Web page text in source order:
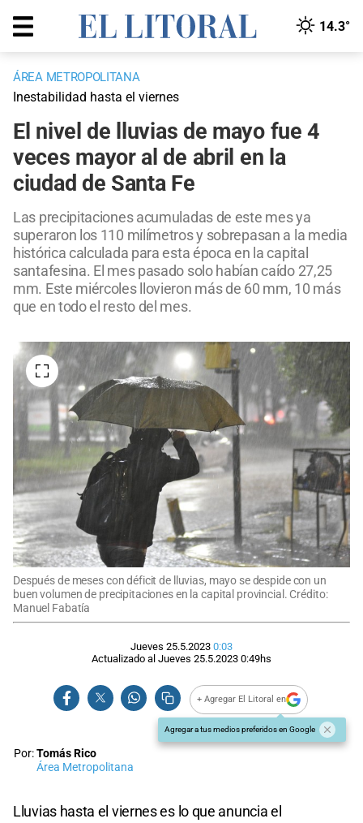
14.3°
ÁREA METROPOLITANA
Inestabilidad hasta el viernes
El nivel de lluvias de mayo fue 4
veces mayor al de abril en la
ciudad de Santa Fe
Las precipitaciones acumuladas de este mes ya
superaron los 110 milímetros y sobrepasan a la media
histórica calculada para esta época en la capital
santafesina. El mes pasado solo habían caído 27,25
mm. Este miércoles llovieron más de 60 mm, 10 más
que en todo el resto del mes.
Después de meses con déficit de lluvias, mayo se despide con un
buen volumen de precipitaciones en la capital provincial. Crédito:
Manuel Fabatía
Jueves 25.5.2023 0:03
Actualizado al Jueves 25.5.2023 0:49hs
+ Agregar El Litoral en
Agregar a tus medios preferidos en Google
Por:Tomás Rico
Área Metropolitana
Lluvias hasta el viernes es lo que anuncia el